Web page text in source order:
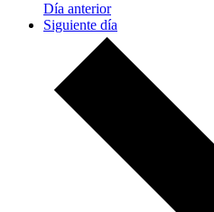
Día anterior
Siguiente día